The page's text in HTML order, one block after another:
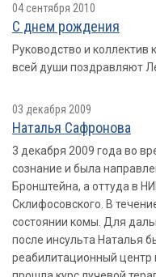
04 сентября 2010
С днем рождения
Руководство и коллектив
всей души поздравляют
03 декабря 2009
Наталья Сафронова
3 декабря 2009 года во
сознание и была
Бронштейна, а оттуда в
Склифосовского. В
состоянии комы. Для
после инсульта Наталья
реабилитационный центр